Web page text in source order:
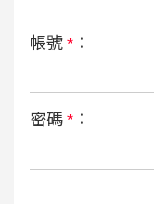
帳號 * ：
密碼 * ：